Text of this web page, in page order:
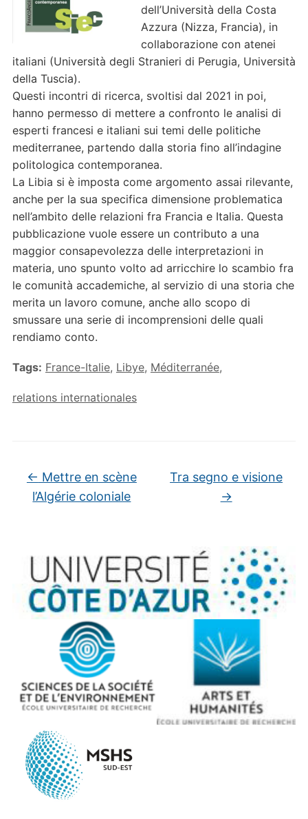
dell’Università della Costa
Azzura (Nizza, Francia), in
collaborazione con atenei
italiani (Università degli Stranieri di Perugia, Università
della Tuscia).
Questi incontri di ricerca, svoltisi dal 2021 in poi,
hanno permesso di mettere a confronto le analisi di
esperti francesi e italiani sui temi delle politiche
mediterranee, partendo dalla storia fino all’indagine
politologica contemporanea.
La Libia si è imposta come argomento assai rilevante,
anche per la sua specifica dimensione problematica
nell’ambito delle relazioni fra Francia e Italia. Questa
pubblicazione vuole essere un contributo a una
maggior consapevolezza delle interpretazioni in
materia, uno spunto volto ad arricchire lo scambio fra
le comunità accademiche, al servizio di una storia che
merita un lavoro comune, anche allo scopo di
smussare una serie di incomprensioni delle quali
rendiamo conto.
Tags: France-Italie, Libye, Méditerranée,
relations internationales
← Mettre en scène
l’Algérie coloniale
Tra segno e visione
→